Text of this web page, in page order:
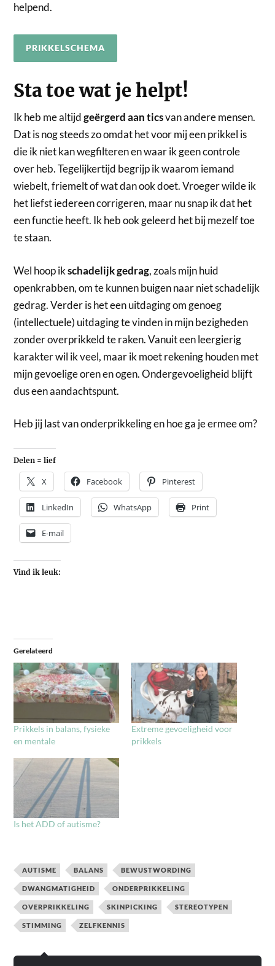
helpend.
PRIKKELSCHEMA
Sta toe wat je helpt!
Ik heb me altijdgeërgerd aan ticsvan andere mensen.
Dat is nog steeds zo omdat het voor mij een prikkel is
die ik niet kan wegfilteren en waar ik geen controle
over heb. Tegelijkertijd begrijp ik waarom iemand
wiebelt, friemelt of wat dan ook doet. Vroeger wilde ik
het liefst iedereen corrigeren, maar nu snap ik dat het
een functie heeft. Ik heb ook geleerd het bij mezelf toe
te staan.
Wel hoop ikschadelijk gedrag, zoals mijn huid
openkrabben, om te kunnen buigen naar niet schadelijk
gedrag. Verder is het een uitdaging om genoeg
(intellectuele) uitdaging te vinden in mijn bezigheden
zonder overprikkeld te raken. Vanuit een leergierig
karakter wil ik veel, maar ik moet rekening houden met
mijn gevoelige oren en ogen. Ondergevoeligheid blijft
dus een aandachtspunt.
Heb jij last van onderprikkeling en hoe ga je ermee om?
Delen = lief
X Facebook Pinterest
LinkedIn WhatsApp Print
E-mail
Vind ik leuk:
Gerelateerd
Prikkels in balans, fysieke
en mentale
Extreme gevoeligheid voor
prikkels
Is het ADD of autisme?
AUTISME BALANS BEWUSTWORDING
DWANGMATIGHEID ONDERPRIKKELING
OVERPRIKKELING SKINPICKING STEREOTYPEN
STIMMING ZELFKENNIS